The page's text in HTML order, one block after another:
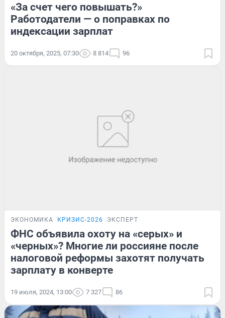
«За счет чего повышать?»
Работодатели — о поправках по
индексации зарплат
20 октября, 2025, 07:30 8 814 96
ЭКОНОМИКА КРИЗИС-2026 ЭКСПЕРТ
ФНС объявила охоту на «серых» и
«черных»? Многие ли россияне после
налоговой реформы захотят получать
зарплату в конверте
19 июля, 2024, 13:00 7 327 86